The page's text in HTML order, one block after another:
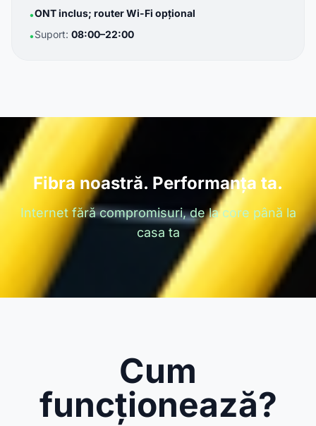
•ONT inclus; router Wi-Fi opțional
•Suport: 08:00–22:00
Fibra noastră. Performanța ta.
Internet fără compromisuri, de la core până la
casa ta
Cum
funcționează?